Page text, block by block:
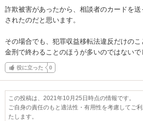
詐欺被害があったから、相談者のカードを
されたのだと思います。
その場合でも、犯罪収益移転法違反だけの
金刑で終わることのほうが多いのではないで
役に立った 0
この投稿は、2021年10月25日時点の情報です。
ご自身の責任のもと適法性・有用性を考慮してご
たします。